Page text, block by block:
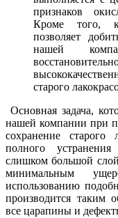
признаков
Кроме того,
позволяет
нашей
старого
Основная задача,
нашей компании при
сохранение старого
полного
слишком большой слой
минимальным
использованию
производится таким
все царапины и